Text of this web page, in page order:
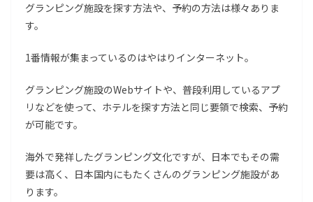
グランピング施設を探す方法や、予約の方法は様々ありま
す。
1番情報が集まっているのはやはりインターネット。
グランピング施設のWebサイトや、普段利用しているアプ
リなどを使って、ホテルを探す方法と同じ要領で検索、予約
が可能です。
海外で発祥したグランピング文化ですが、日本でもその需
要は高く、日本国内にもたくさんのグランピング施設があ
ります。